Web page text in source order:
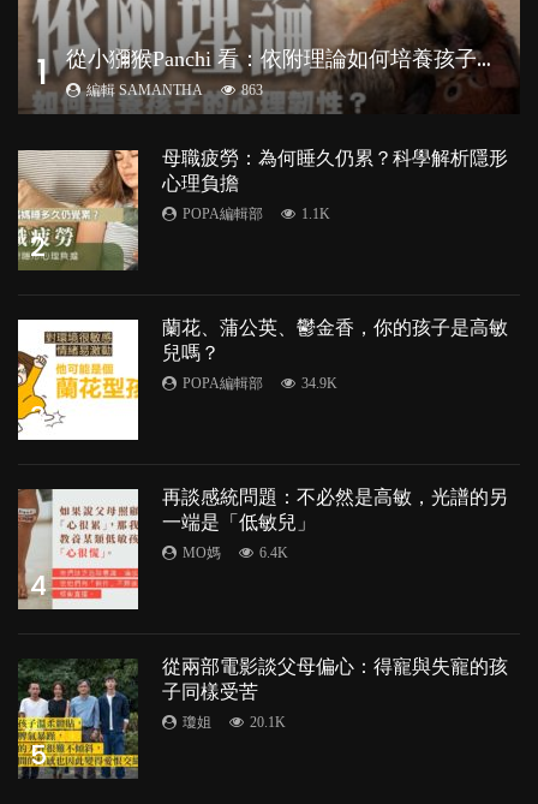
1 從
小獼猴Panchi 看：依附理論如何培養孩子心理韌性？
編輯 SAMANTHA 863
2
母職疲勞：為何睡久仍累？科學解析隱形
心理負擔
POPA編輯部 1.1K
3
蘭花、蒲公英、鬱金香，你的孩子是高敏
兒嗎？
POPA編輯部 34.9K
4
再談感統問題：不必然是高敏，光譜的另
一端是「低敏兒」
MO媽 6.4K
5
從兩部電影談父母偏心：得寵與失寵的孩
子同樣受苦
瓊姐 20.1K